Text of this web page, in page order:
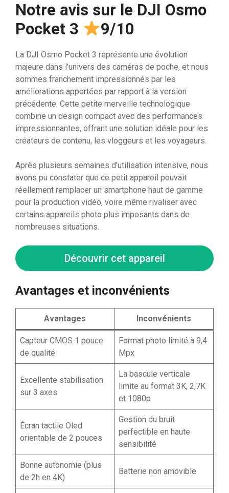
Notre avis sur le DJI Osmo
Pocket 3
9/10
La DJI Osmo Pocket 3 représente une évolution
majeure dans l’univers des caméras de poche, et nous
sommes franchement impressionnés par les
améliorations apportées par rapport à la version
précédente. Cette petite merveille technologique
combine un design compact avec des performances
impressionnantes, offrant une solution idéale pour les
créateurs de contenu, les vloggeurs et les voyageurs.
Après plusieurs semaines d’utilisation intensive, nous
avons pu constater que ce petit appareil pouvait
réellement remplacer un smartphone haut de gamme
pour la production vidéo, voire même rivaliser avec
certains appareils photo plus imposants dans de
nombreuses situations.
Découvrir cet appareil
Avantages et inconvénients
Avantages Inconvénients
Capteur CMOS 1 pouce
de qualité
Format photo limité à 9,4
Mpx
Excellente stabilisation
sur 3 axes
La bascule verticale
limite au format 3K, 2,7K
et 1080p
Écran tactile Oled
orientable de 2 pouces
Gestion du bruit
perfectible en haute
sensibilité
Bonne autonomie (plus
de 2h en 4K)
Batterie non amovible